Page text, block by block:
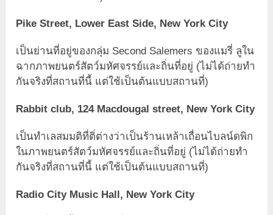
Pike Street, Lower East Side, New York City
เป็นย่านที่อยู่ของกลุ่ม Second Salemers ของแมรี่ ลูใน
ฉากภาพยนตร์สัตว์มหัศจรรย์และถิ่นที่อยู่ (ไม่ได้ถ่ายทำ
กันจริงที่สถานที่นี้ แต่ใช้เป็นต้นแบบสถานที่)
Rabbit club, 124 Macdougal street, New York City
เป็นทำเลสมมติที่ติ่ต่างว่าเป็นร้านเหล้าเถื่อนไบลน์ดพิก
ในภาพยนตร์สัตว์มหัศจรรย์และถิ่นที่อยู่ (ไม่ได้ถ่ายทำ
กันจริงที่สถานที่นี้ แต่ใช้เป็นต้นแบบสถานที่)
Radio City Music Hall, New York City